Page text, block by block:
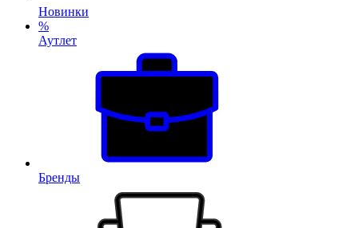
Новинки
%
Аутлет
Бренды